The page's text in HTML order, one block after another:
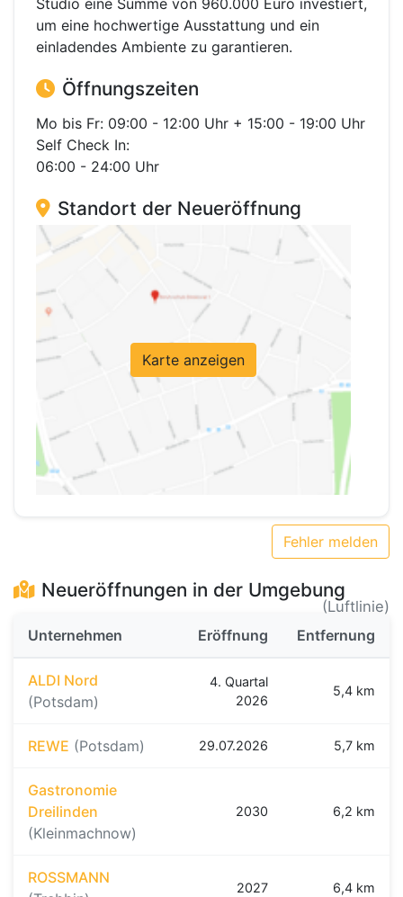
Studio eine Summe von 960.000 Euro investiert,
um eine hochwertige Ausstattung und ein
einladendes Ambiente zu garantieren.
Öffnungszeiten
Mo bis Fr: 09:00 - 12:00 Uhr + 15:00 - 19:00 Uhr
Self Check In:
06:00 - 24:00 Uhr
Standort der Neueröffnung
Karte anzeigen
Fehler melden
Neueröffnungen in der Umgebung
(Luftlinie)
Unternehmen
Eröffnung Entfernung
ALDI Nord
(Potsdam)
4. Quartal
2026
5,4 km
REWE (Potsdam) 29.07.2026 5,7 km
Gastronomie
Dreilinden
(Kleinmachnow)
2030 6,2 km
ROSSMANN
2027 6,4 km